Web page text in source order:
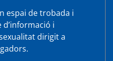
espai de trobada i
i
dirigit a